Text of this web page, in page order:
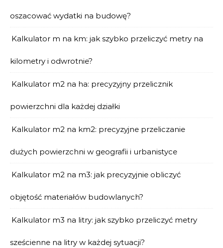
oszacować wydatki na budowę?
Kalkulator m na km: jak szybko przeliczyć metry na
kilometry i odwrotnie?
Kalkulator m2 na ha: precyzyjny przelicznik
powierzchni dla każdej działki
Kalkulator m2 na km2: precyzyjne przeliczanie
dużych powierzchni w geografii i urbanistyce
Kalkulator m2 na m3: jak precyzyjnie obliczyć
objętość materiałów budowlanych?
Kalkulator m3 na litry: jak szybko przeliczyć metry
sześcienne na litry w każdej sytuacji?